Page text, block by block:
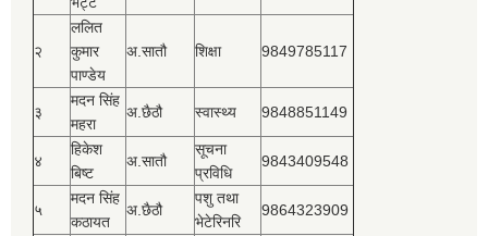
२
ललित
कुमार
पाण्डेय
अ.सातौ शिक्षा 9849785117
३
मदन सिंह
महरा
अ.छैठौ स्वास्थ्य 9848851149
४
हिकेश
बिष्‍ट
अ.सातौ
सूचना
प्रविधि
9843409548
५
मदन सिंह
कठायत
अ.छैठौ
पशु तथा
भेटेरिनरि
9864323909